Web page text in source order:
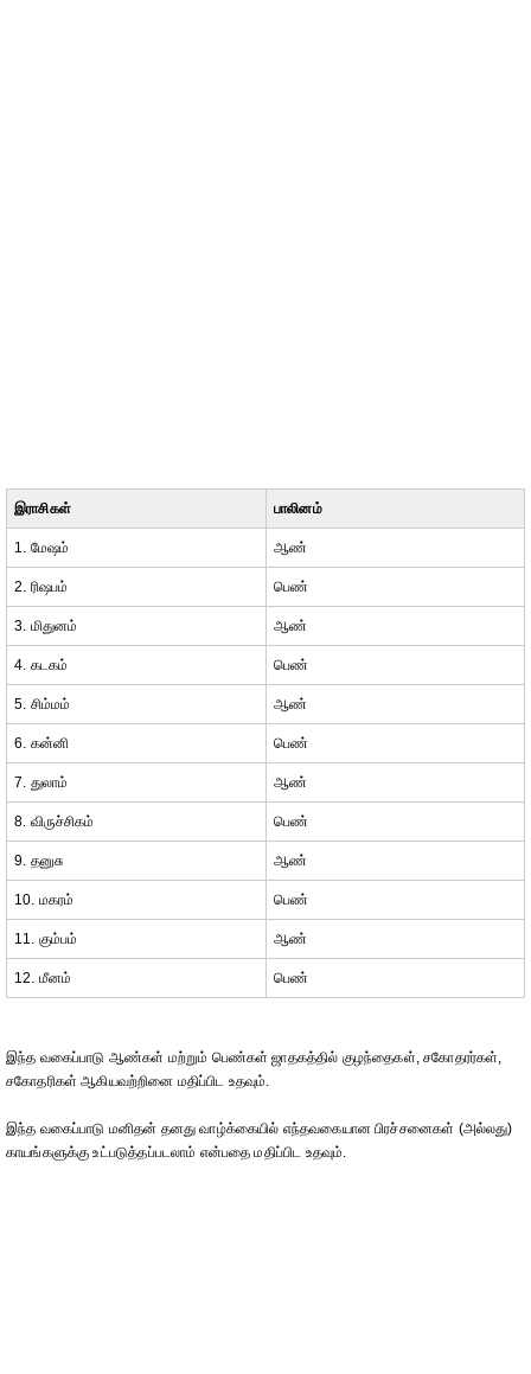
இராசிகள் பாலினம்
1. மேஷம் ஆண்
2. ரிஷபம் பெண்
3. மிதுனம் ஆண்
4. கடகம் பெண்
5. சிம்மம் ஆண்
6. கன்னி பெண்
7. துலாம் ஆண்
8. விருச்சிகம் பெண்
9. தனுசு ஆண்
10. மகரம் பெண்
11. கும்பம் ஆண்
12. மீனம் பெண்
இந்த வகைப்பாடு ஆண்கள் மற்றும் பெண்கள் ஜாதகத்தில் குழந்தைகள், சகோதரர்கள்,
சகோதரிகள் ஆகியவற்றினை மதிப்பிட உதவும்.
இந்த வகைப்பாடு மனிதன் தனது வாழ்க்கையில் எந்தவகையான பிரச்சனைகள் (அல்லது)
காயங்களுக்கு உட்படுத்தப்படலாம் என்பதை மதிப்பிட உதவும்.